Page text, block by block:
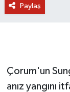
Paylaş
Çorum'un
anız yangını